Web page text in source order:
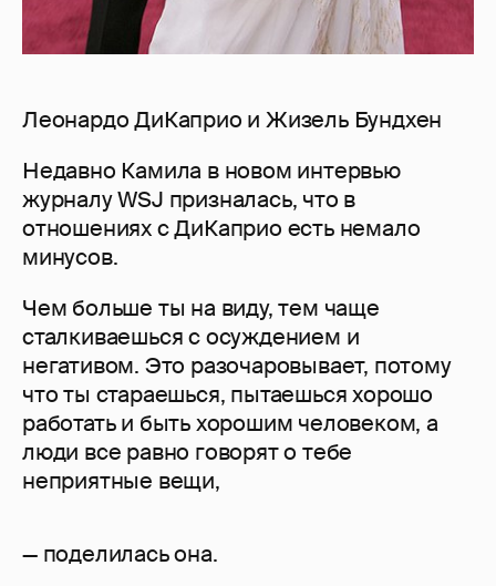
Леонардо ДиКаприо и Жизель Бундхен
Недавно Камила в новом интервью
журналу WSJ призналась, что в
отношениях с ДиКаприо есть немало
минусов.
Чем больше ты на виду, тем чаще
сталкиваешься с осуждением и
негативом. Это разочаровывает, потому
что ты стараешься, пытаешься хорошо
работать и быть хорошим человеком, а
люди все равно говорят о тебе
неприятные вещи,
— поделилась она.